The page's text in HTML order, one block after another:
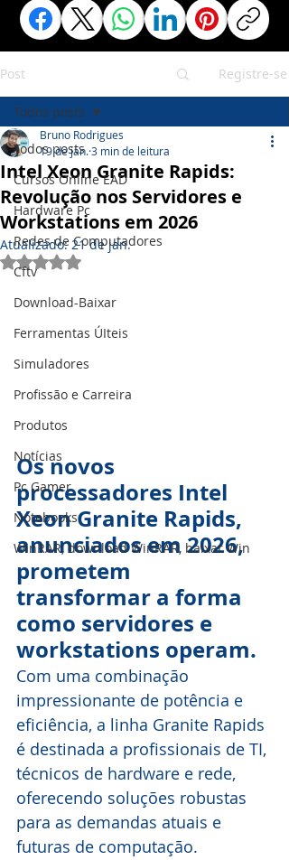
Post Registre-se
Todos posts
Cursos Online EAD
Hardware Pc
Redes de Computadores
Cftv
Download-Baixar
Ferramentas ÚIteis
Simuladores
Profissão e Carreira
Produtos
Notícias
Pc Gamer
Notebooks
WinRAR, download WinRAR, baixar Win
Todos posts
Intel Xeon Granite Rapids:
Revolução nos Servidores e
Workstations em 2026
Bruno Rodrigues
19 de jan.3 min de leitura
Atualizado:21 de jan.
Avaliado com NaN de 5 estrelas.
Os novos
processadores Intel
Xeon Granite Rapids,
anunciados em 2026,
prometem
transformar a forma
como servidores e
workstations operam.
Com uma combinação
impressionante de potência e
eficiência, a linha Granite Rapids
é destinada a profissionais de TI,
técnicos de hardware e rede,
oferecendo soluções robustas
para as demandas atuais e
futuras de computação.